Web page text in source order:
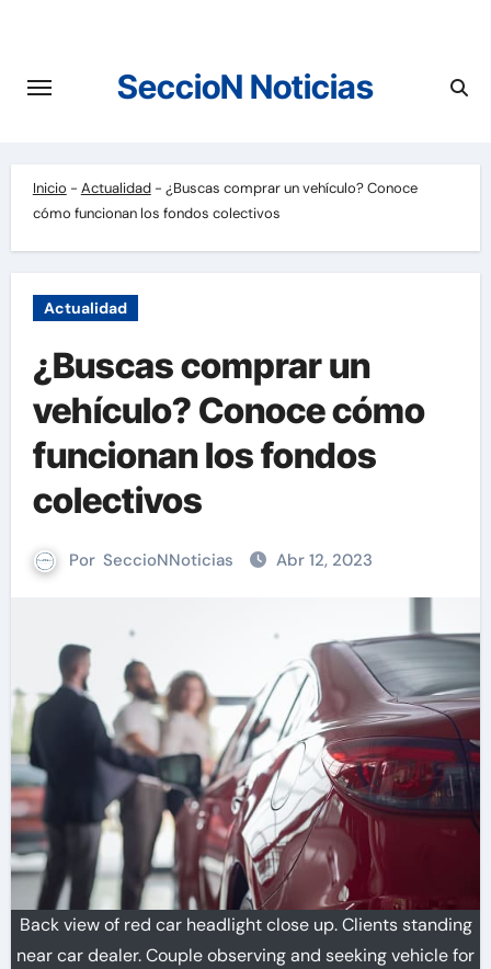
contenido
SeccioN Noticias
Inicio - Actualidad- ¿Buscas comprar un vehículo? Conoce
cómo funcionan los fondos colectivos
Actualidad
¿Buscas comprar un
vehículo? Conoce cómo
funcionan los fondos
colectivos
Por SeccioNNoticias Abr 12, 2023
Back view of red car headlight close up. Clients standing
near car dealer. Couple observing and seeking vehicle for